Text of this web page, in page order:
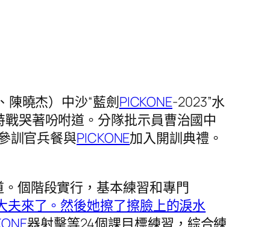
陳曉杰）中沙“藍劍PICKONE-2023”水
哭著吩咐道。分隊批示員曹治國中
訓官兵餐與PICKONE加入開訓典禮。
個階段實行，基本練習和專門
夫來了。然後她擦了擦臉上的淚水